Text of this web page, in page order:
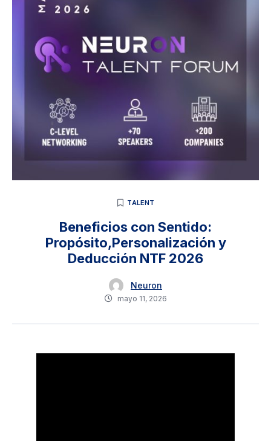
TALENT
Beneficios con Sentido:
Propósito,Personalización y
Deducción NTF 2026
Neuron
mayo 11, 2026